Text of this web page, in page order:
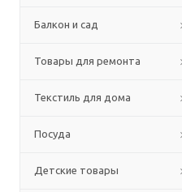
Балкон и сад
Товары для ремонта
Текстиль для дома
Посуда
Детские товары